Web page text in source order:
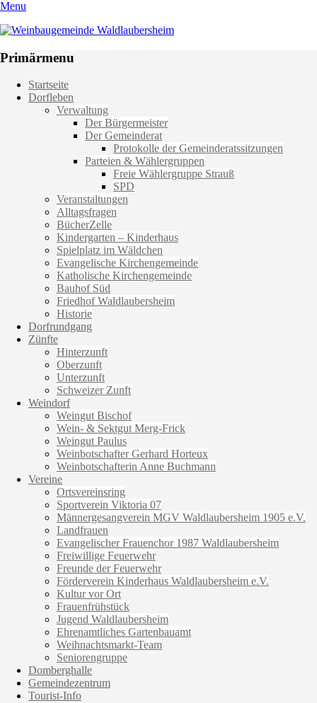
Menu
Weinbaugemeinde Waldlaubersheim
Primärmenu
Weiter
zum
Startseite
Dorfleben
Verwaltung
Der Bürgermeister
Der Gemeinderat
Protokolle der Gemeinderatssitzungen
Parteien & Wählergruppen
Freie Wählergruppe Strauß
SPD
Veranstaltungen
Alltagsfragen
BücherZelle
Kindergarten – Kinderhaus
Spielplatz im Wäldchen
Evangelische Kirchengemeinde
Katholische Kirchengemeinde
Bauhof Süd
Friedhof Waldlaubersheim
Historie
Dorfrundgang
Zünfte
Hinterzunft
Oberzunft
Unterzunft
Schweizer Zunft
Weindorf
Weingut Bischof
Wein- & Sektgut Merg-Frick
Weingut Paulus
Weinbotschafter Gerhard Horteux
Weinbotschafterin Anne Buchmann
Vereine
Ortsvereinsring
Sportverein Viktoria 07
Männergesangverein MGV Waldlaubersheim 1905 e.V.
Landfrauen
Evangelischer Frauenchor 1987 Waldlaubersheim
Freiwillige Feuerwehr
Freunde der Feuerwehr
Förderverein Kinderhaus Waldlaubersheim e.V.
Kultur vor Ort
Frauenfrühstück
Jugend Waldlaubersheim
Ehrenamtliches Gartenbauamt
Weihnachtsmarkt-Team
Seniorengruppe
Domberghalle
Gemeindezentrum
Tourist-Info